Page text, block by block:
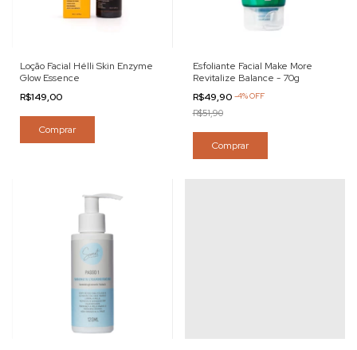
Loção Facial Hélli Skin Enzyme
Glow Essence
R$149,00
Comprar
Esfoliante Facial Make More
Revitalize Balance - 70g
R$49,90 -4%OFF
R$51,90
Comprar